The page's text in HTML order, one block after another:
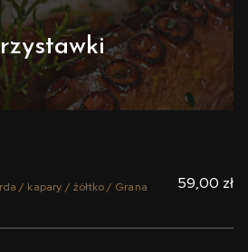
/ kapary / żółtko / Grana
59,00 zł